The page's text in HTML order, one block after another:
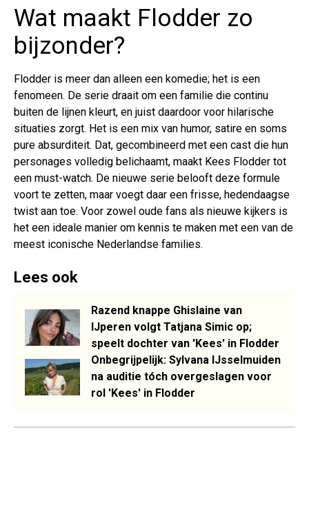
Wat maakt Flodder zo
bijzonder?
Flodder is meer dan alleen een komedie; het is een
fenomeen. De serie draait om een familie die continu
buiten de lijnen kleurt, en juist daardoor voor hilarische
situaties zorgt. Het is een mix van humor, satire en soms
pure absurditeit. Dat, gecombineerd met een cast die hun
personages volledig belichaamt, maakt Kees Flodder tot
een must-watch. De nieuwe serie belooft deze formule
voort te zetten, maar voegt daar een frisse, hedendaagse
twist aan toe. Voor zowel oude fans als nieuwe kijkers is
het een ideale manier om kennis te maken met een van de
meest iconische Nederlandse families.
Lees ook
Razend knappe Ghislaine van
IJperen volgt Tatjana Simic op;
speelt dochter van 'Kees' in Flodder
Onbegrijpelijk: Sylvana IJsselmuiden
na auditie tóch overgeslagen voor
rol 'Kees' in Flodder